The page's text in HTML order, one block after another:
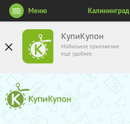
КупиКупон
Мобильное приложение
ещё удобнее
Меню Калининград